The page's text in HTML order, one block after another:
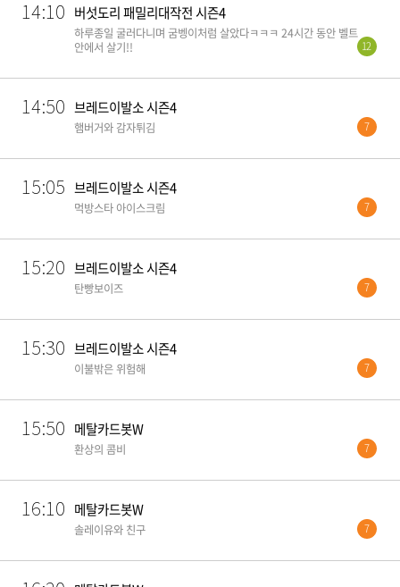
14:10 버섯도리 패밀리대작전 시즌4
하루종일 굴러다니며 굼벵이처럼 살았다ㅋㅋㅋ 24시간 동안 벨트
안에서 살기!!
12
14:50 브레드이발소 시즌4
햄버거와 감자튀김 7
15:05 브레드이발소 시즌4
먹방스타 아이스크림 7
15:20 브레드이발소 시즌4
탄빵보이즈 7
15:30 브레드이발소 시즌4
이불밖은 위험해 7
15:50 메탈카드봇W
환상의 콤비 7
16:10 메탈카드봇W
솔레이유와 친구 7